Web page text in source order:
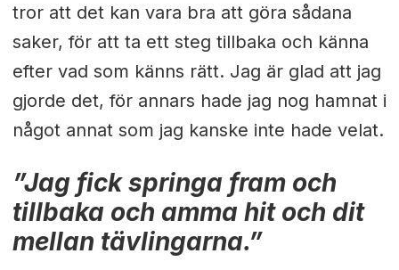
tror att det kan vara bra att göra sådana
saker, för att ta ett steg tillbaka och känna
efter vad som känns rätt. Jag är glad att jag
gjorde det, för annars hade jag nog hamnat i
något annat som jag kanske inte hade velat.
”Jag fick springa fram och
tillbaka och amma hit och dit
mellan tävlingarna.”